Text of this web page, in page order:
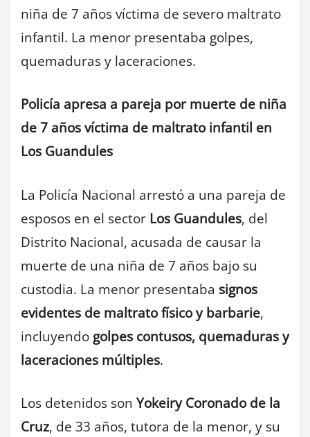
niña de 7 años víctima de severo maltrato
infantil. La menor presentaba golpes,
quemaduras y laceraciones.
Policía apresa a pareja por muerte de niña
de 7 años víctima de maltrato infantil en
Los Guandules
La Policía Nacional arrestó a una pareja de
esposos en el sector Los Guandules, del
Distrito Nacional, acusada de causar la
muerte de una niña de 7 años bajo su
custodia. La menor presentaba signos
evidentes de maltrato físico y barbarie,
incluyendo golpes contusos, quemaduras y
laceraciones múltiples.
Los detenidos son Yokeiry Coronado de la
Cruz, de 33 años, tutora de la menor, y su